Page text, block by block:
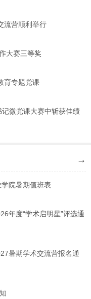
流营顺利举行
大赛三等奖
育专题党课
记微党课大赛中斩获佳绩
→
院暑期值班表
年度“学术启明星”评选通
暑期学术交流营报名通